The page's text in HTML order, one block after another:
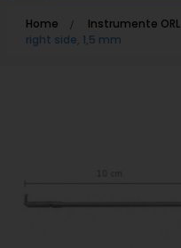
navigation
Home > Instrumente ORL
right side, 1,5 mm